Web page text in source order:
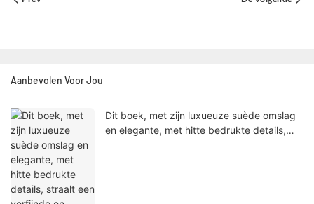
Aanbevolen Voor Jou
Dit boek, met zijn luxueuze suède omslag
en elegante, met hitte bedrukte details,